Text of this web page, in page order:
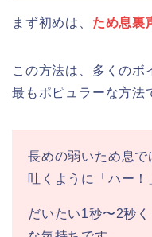
まず初めは、 ため息裏
この方法は、多くのボ
最もポピュラーな方法
長めの弱いため息
吐くように「ハー！
だいたい1秒〜2秒